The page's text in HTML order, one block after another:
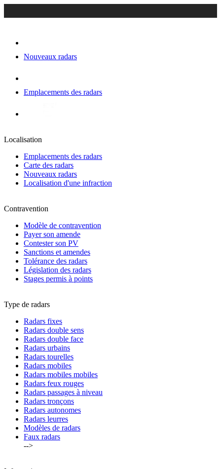
Nouveaux radars
Emplacements des radars
Localisation
Emplacements des radars
Carte des radars
Nouveaux radars
Localisation d'une infraction
Contravention
Modèle de contravention
Payer son amende
Contester son PV
Sanctions et amendes
Tolérance des radars
Législation des radars
Stages permis à points
Type de radars
Radars fixes
Radars double sens
Radars double face
Radars urbains
Radars tourelles
Radars mobiles
Radars mobiles mobiles
Radars feux rouges
Radars passages à niveau
Radars tronçons
Radars autonomes
Radars leurres
Modèles de radars
Faux radars
-->